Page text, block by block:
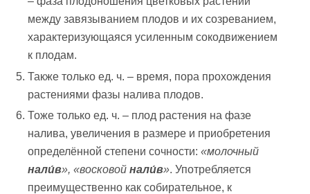
между завязыванием плодов и их созреванием,
характеризующаяся усиленным сокодвижением
к плодам.
Также только ед. ч. – время, пора прохождения
растениями фазы налива плодов.
Тоже только ед. ч. – плод растения на фазе
налива, увеличения в размере и приобретения
определённой степени сочности:«молочный
нали́в», «восковойнали́в». Употребляется
преимущественно как собирательное, к